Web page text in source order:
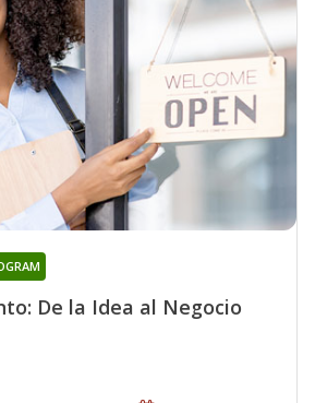
De la Idea al Negocio